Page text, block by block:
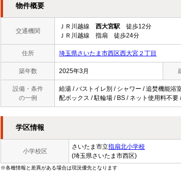
物件概要
交通機関
ＪＲ川越線 西大宮駅 徒歩12分
ＪＲ川越線 指扇 徒歩24分
住所 埼玉県さいたま市西区西大宮２丁目
築年数 2025年3月
設備・条件
の一例
給湯 / バストイレ別 / シャワー / 追焚機能浴
配ボックス / 駐輪場 / BS / ネット使用料不
学区情報
小学校区
さいたま市立指扇北小学校
(埼玉県さいたま市西区)
※各種情報と差異がある場合は現況優先となります